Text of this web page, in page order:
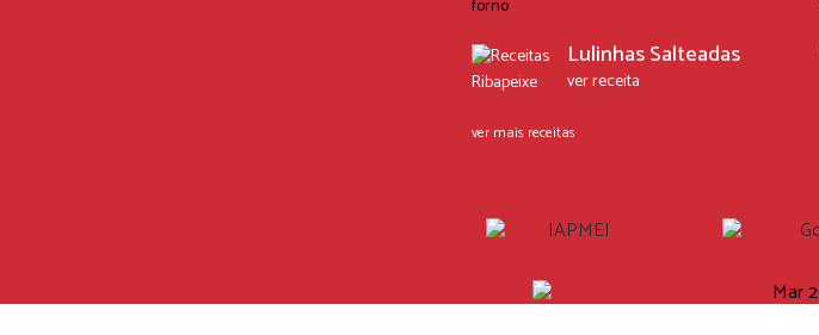
Lulinhas Salteadas
ver receita
ver mais receitas